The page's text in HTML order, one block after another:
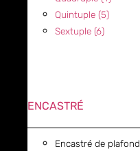
Quintuple (5)
Sextuple (6)
ENCASTRÉ
Encastré de plafond